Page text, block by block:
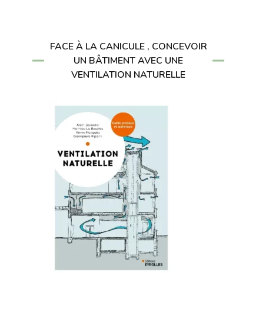
FACE À LA CANICULE , CONCEVOIR
UN BÂTIMENT AVEC UNE
VENTILATION NATURELLE